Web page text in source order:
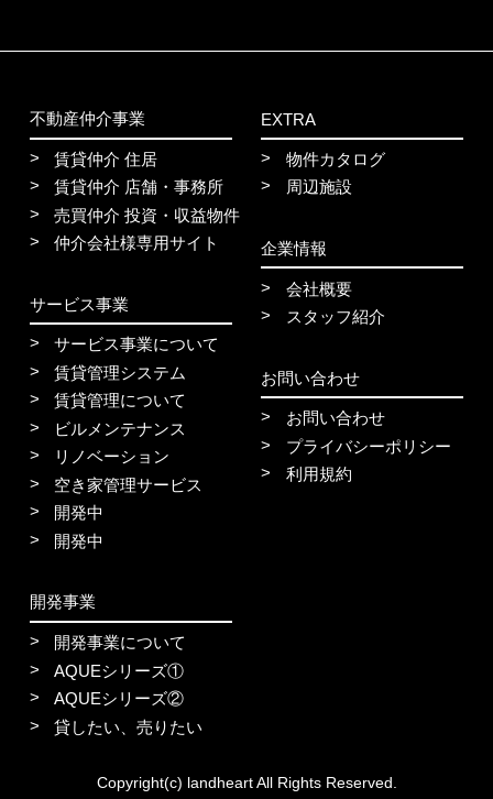
不動産仲介事業
賃貸仲介 住居
賃貸仲介 店舗・事務所
売買仲介 投資・収益物件
仲介会社様専用サイト
サービス事業
サービス事業について
賃貸管理システム
賃貸管理について
ビルメンテナンス
リノベーション
空き家管理サービス
開発中
開発中
開発事業
開発事業について
AQUEシリーズ①
AQUEシリーズ②
貸したい、売りたい
EXTRA
物件カタログ
周辺施設
企業情報
会社概要
スタッフ紹介
お問い合わせ
お問い合わせ
プライバシーポリシー
利用規約
Copyright(c) landheart All Rights Reserved.